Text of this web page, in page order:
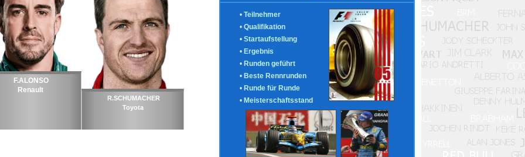
F.ALONSO
Renault
R.SCHUMACHER
Toyota
• Teilnehmer
• Qualifikation
• Startaufstellung
• Ergebnis
• Runden geführt
• Beste Rennrunden
• Runde für Runde
• Meisterschaftsstand